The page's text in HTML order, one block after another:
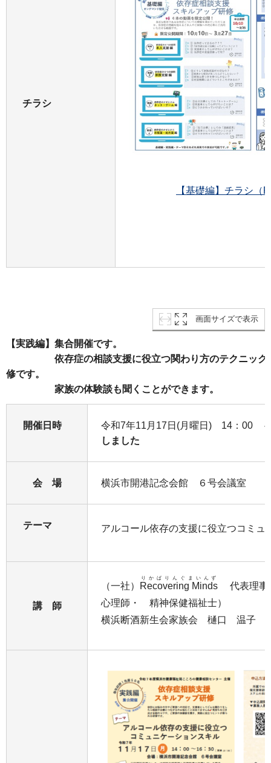
チラシ
【基礎編】チラシ（
画面サイズで表示
【実践編】集合開催です。
依存症の相談支援に役立つ関わり方のテクニックに
修です。
家族の体験談も聞くことができます。
開催日時
令和7年11月17日(月曜日) 14
しました
会 場 横浜市開港記念会館 ６号会議室
テーマ アルコール依存の支援に役立つコミュ
講 師
（一社） Recovering Minds
りかばりんぐまいんず
代表理
心理師・ 精神保健福祉士）
横浜断酒新生会家族会 樋口 温子